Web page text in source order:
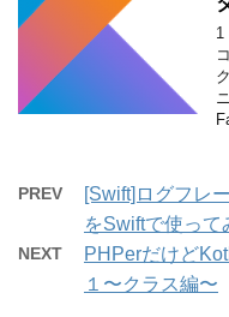
1
PREV
[Swift]ログフレ
をSwiftで使って
NEXT
PHPerだけど
１〜クラス編〜